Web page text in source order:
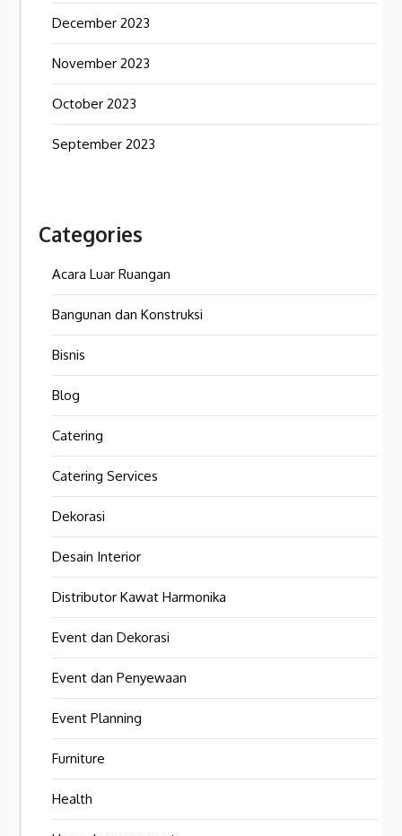
December 2023
November 2023
October 2023
September 2023
Categories
Acara Luar Ruangan
Bangunan dan Konstruksi
Bisnis
Blog
Catering
Catering Services
Dekorasi
Desain Interior
Distributor Kawat Harmonika
Event dan Dekorasi
Event dan Penyewaan
Event Planning
Furniture
Health